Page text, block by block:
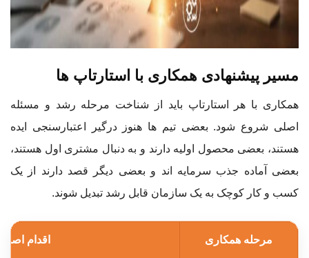
مسیر پیشنهادی همکاری با استارتاپ ها
همکاری با هر استارتاپ باید از شناخت مرحله رشد و مسئله
اصلی شروع شود. بعضی تیم ها هنوز درگیر اعتبارسنجی ایده
هستند، بعضی محصول اولیه دارند و به دنبال مشتری اول هستند،
بعضی آماده جذب سرمایه اند و بعضی دیگر قصد دارند از یک
کسب و کار کوچک به یک سازمان قابل رشد تبدیل شوند.
مرحله همکاری اقدام